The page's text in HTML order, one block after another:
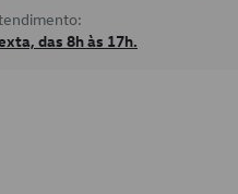
das 8h às 17h.